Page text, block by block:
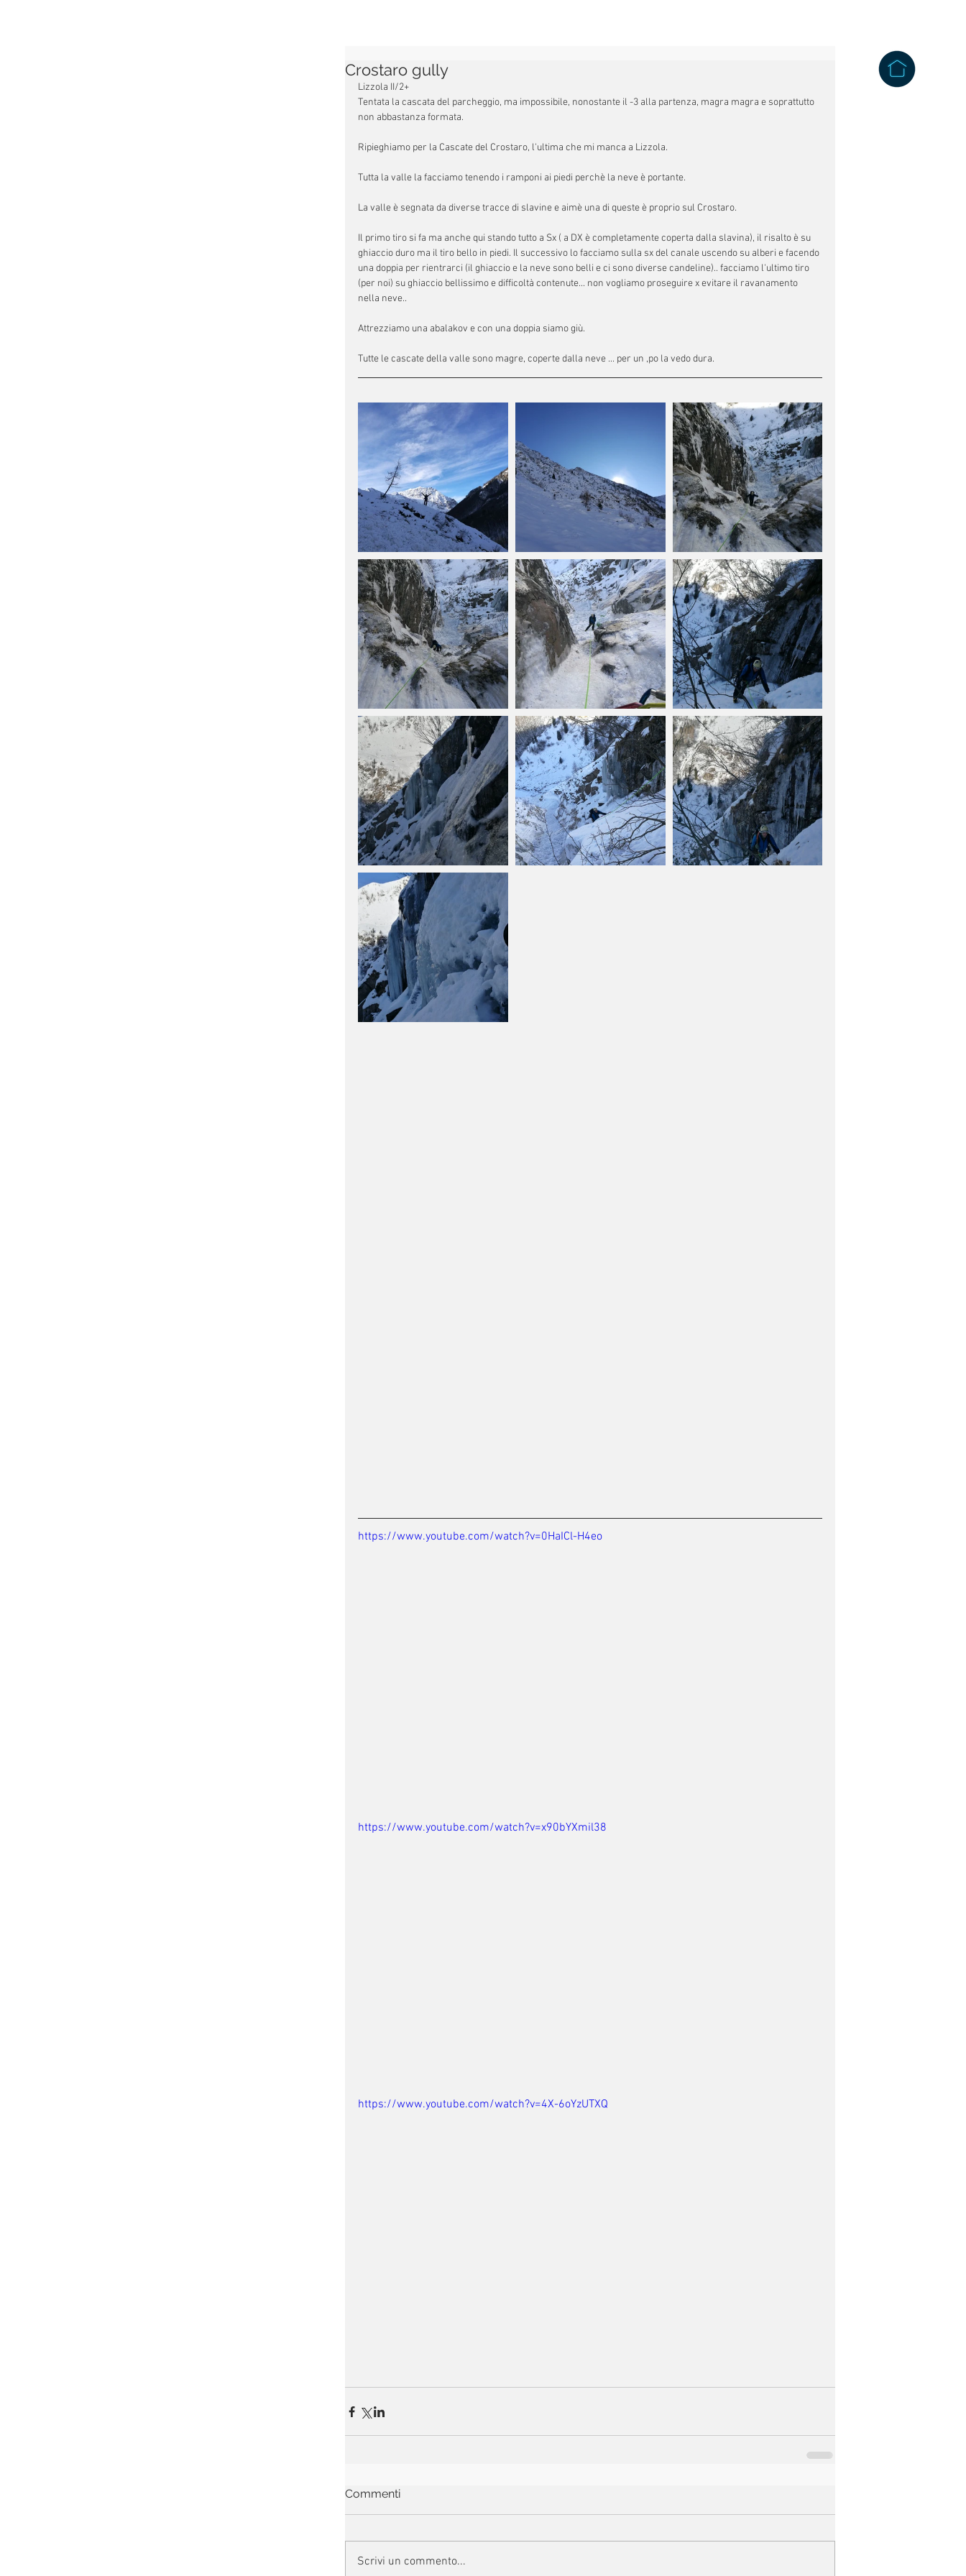
Crostaro gully
Lizzola II/2+
Tentata la cascata del parcheggio, ma impossibile, nonostante il -3 alla partenza, magra magra e soprattutto
non abbastanza formata.
Ripieghiamo per la Cascate del Crostaro, l'ultima che mi manca a Lizzola.
Tutta la valle la facciamo tenendo i ramponi ai piedi perchè la neve è portante.
La valle è segnata da diverse tracce di slavine e aimè una di queste è proprio sul Crostaro.
Il primo tiro si fa ma anche qui stando tutto a Sx ( a DX è completamente coperta dalla slavina), il risalto è su
ghiaccio duro ma il tiro bello in piedi. Il successivo lo facciamo sulla sx del canale uscendo su alberi e facendo
una doppia per rientrarci (il ghiaccio e la neve sono belli e ci sono diverse candeline).. facciamo l'ultimo tiro
(per noi) su ghiaccio bellissimo e difficoltà contenute... non vogliamo proseguire x evitare il ravanamento
nella neve..
Attrezziamo una abalakov e con una doppia siamo giù.
Tutte le cascate della valle sono magre, coperte dalla neve ... per un ,po la vedo dura.
https://www.youtube.com/watch?v=0HaICl-H4eo
https://www.youtube.com/watch?v=x90bYXmil38
https://www.youtube.com/watch?v=4X-6oYzUTXQ
Commenti
Scrivi un commento...